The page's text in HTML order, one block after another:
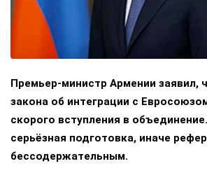
Премьер-министр Армении заявил,
закона об интеграции с
скорого вступления в
серьёзная подготовка, иначе
бессодержательным.